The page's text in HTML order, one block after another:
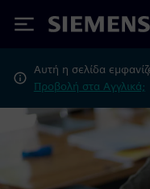
Siemens
Αυτή η σελίδα
Προβολή στα Αγγλικά;